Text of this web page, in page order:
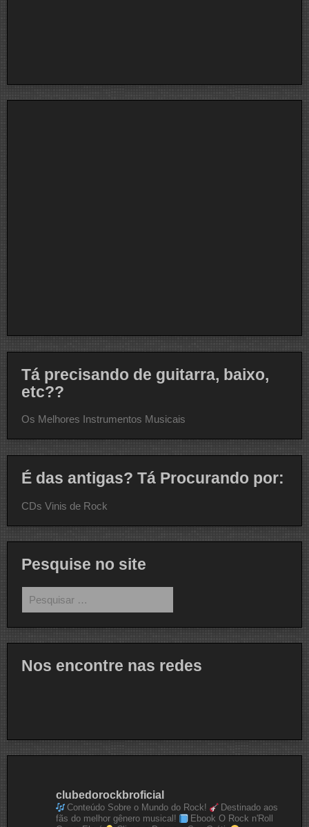
Tá precisando de guitarra, baixo,
etc??
Os Melhores Instrumentos Musicais
É das antigas? Tá Procurando por:
CDs Vinis de Rock
Pesquise no site
por:
Nos encontre nas redes
clubedorockbroficial
Conteúdo Sobre o Mundo do Rock!
Destinado aos
fãs do melhor gênero musical!
Ebook O Rock n'Roll